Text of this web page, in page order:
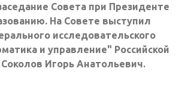
Совета при Президенте
На Совете выступил
исследовательского
и управление" Российской
Игорь Анатольевич.